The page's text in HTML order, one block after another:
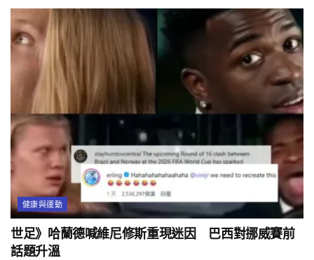
健康與運動
世足》哈蘭德喊維尼修斯重現迷因 巴西對挪威賽前
話題升溫